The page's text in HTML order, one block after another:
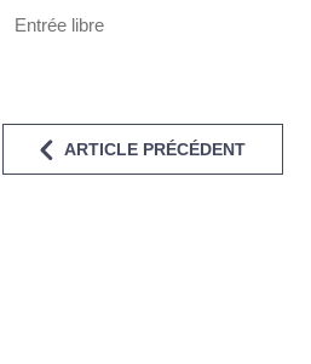
Entrée libre
ARTICLE PRÉCÉDENT